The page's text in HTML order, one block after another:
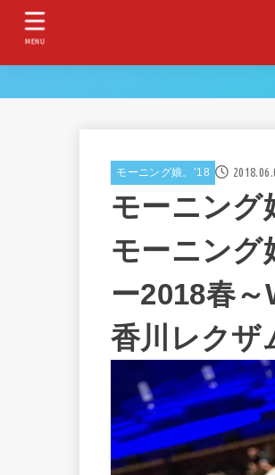
MENU
モーニング娘。’18
モーニング
モーニング
ー2018春
香川レクザ